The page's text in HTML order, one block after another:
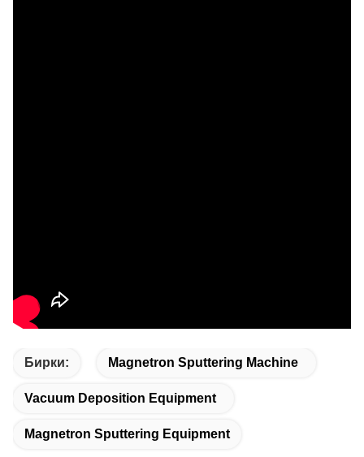
Бирки: Magnetron Sputtering Machine
Vacuum Deposition Equipment
Magnetron Sputtering Equipment